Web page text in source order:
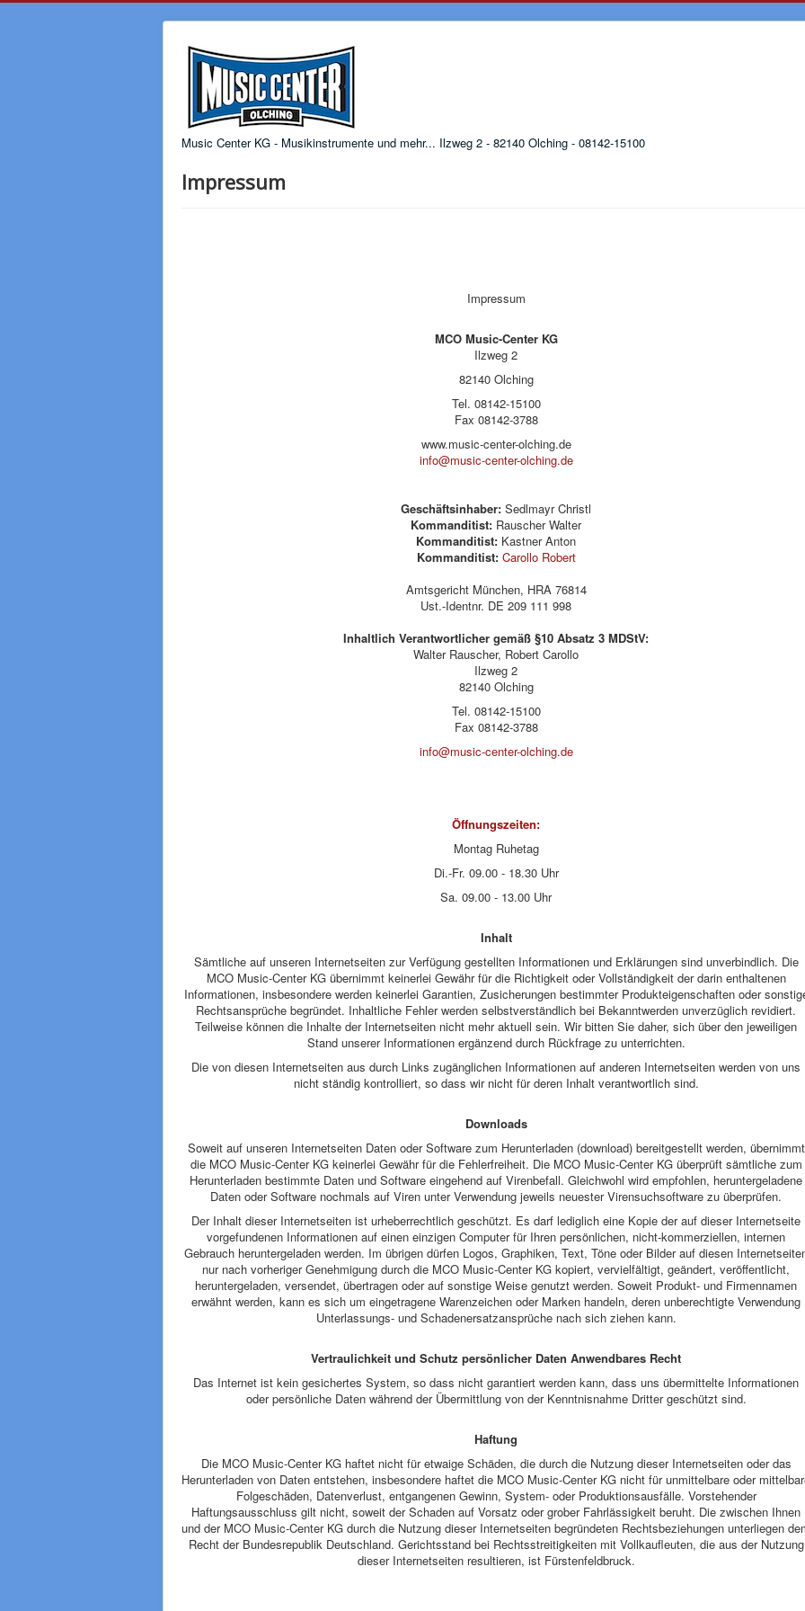
Music Center KG - Musikinstrumente und mehr... Ilzweg 2 - 82140 Olching - 08142-15100
Impressum
Impressum
MCO Music-Center KG
Ilzweg 2
82140 Olching
Tel. 08142-15100
Fax 08142-3788
www.music-center-olching.de
info@music-center-olching.de
Geschäftsinhaber: Sedlmayr Christl
Kommanditist: Rauscher Walter
Kommanditist: Kastner Anton
Kommanditist: Carollo Robert
Amtsgericht München, HRA 76814
Ust.-Identnr. DE 209 111 998
Inhaltlich Verantwortlicher gemäß §10 Absatz 3 MDStV:
Walter Rauscher, Robert Carollo
Ilzweg 2
82140 Olching
Tel. 08142-15100
Fax 08142-3788
info@music-center-olching.de
Öffnungszeiten:
Montag Ruhetag
Di.-Fr. 09.00 - 18.30 Uhr
Sa. 09.00 - 13.00 Uhr
Inhalt
Sämtliche auf unseren Internetseiten zur Verfügung gestellten Informationen und Erklärungen sind unverbindlich. Die
MCO Music-Center KG übernimmt keinerlei Gewähr für die Richtigkeit oder Vollständigkeit der darin enthaltenen
Informationen, insbesondere werden keinerlei Garantien, Zusicherungen bestimmter Produkteigenschaften oder
Rechtsansprüche begründet. Inhaltliche Fehler werden selbstverständlich bei Bekanntwerden unverzüglich revidiert.
Teilweise können die Inhalte der Internetseiten nicht mehr aktuell sein. Wir bitten Sie daher, sich über den jeweiligen
Stand unserer Informationen ergänzend durch Rückfrage zu unterrichten.
Die von diesen Internetseiten aus durch Links zugänglichen Informationen auf anderen Internetseiten werden von uns
nicht ständig kontrolliert, so dass wir nicht für deren Inhalt verantwortlich sind.
Downloads
Soweit auf unseren Internetseiten Daten oder Software zum Herunterladen (download) bereitgestellt werden, übernimmt
die MCO Music-Center KG keinerlei Gewähr für die Fehlerfreiheit. Die MCO Music-Center KG überprüft sämtliche zum
Herunterladen bestimmte Daten und Software eingehend auf Virenbefall. Gleichwohl wird empfohlen, heruntergeladene
Daten oder Software nochmals auf Viren unter Verwendung jeweils neuester Virensuchsoftware zu überprüfen.
Der Inhalt dieser Internetseiten ist urheberrechtlich geschützt. Es darf lediglich eine Kopie der auf dieser Internetseite
vorgefundenen Informationen auf einen einzigen Computer für Ihren persönlichen, nicht-kommerziellen, internen
Gebrauch heruntergeladen werden. Im übrigen dürfen Logos, Graphiken, Text, Töne oder Bilder auf diesen
nur nach vorheriger Genehmigung durch die MCO Music-Center KG kopiert, vervielfältigt, geändert, veröffentlicht,
heruntergeladen, versendet, übertragen oder auf sonstige Weise genutzt werden. Soweit Produkt- und Firmennamen
erwähnt werden, kann es sich um eingetragene Warenzeichen oder Marken handeln, deren unberechtigte Verwendung
Unterlassungs- und Schadenersatzansprüche nach sich ziehen kann.
Vertraulichkeit und Schutz persönlicher Daten Anwendbares Recht
Das Internet ist kein gesichertes System, so dass nicht garantiert werden kann, dass uns übermittelte Informationen
oder persönliche Daten während der Übermittlung von der Kenntnisnahme Dritter geschützt sind.
Haftung
Die MCO Music-Center KG haftet nicht für etwaige Schäden, die durch die Nutzung dieser Internetseiten oder das
Herunterladen von Daten entstehen, insbesondere haftet die MCO Music-Center KG nicht für unmittelbare oder
Folgeschäden, Datenverlust, entgangenen Gewinn, System- oder Produktionsausfälle. Vorstehender
Haftungsausschluss gilt nicht, soweit der Schaden auf Vorsatz oder grober Fahrlässigkeit beruht. Die zwischen Ihnen
und der MCO Music-Center KG durch die Nutzung dieser Internetseiten begründeten Rechtsbeziehungen unterliegen
Recht der Bundesrepublik Deutschland. Gerichtsstand bei Rechtsstreitigkeiten mit Vollkaufleuten, die aus der Nutzung
dieser Internetseiten resultieren, ist Fürstenfeldbruck.